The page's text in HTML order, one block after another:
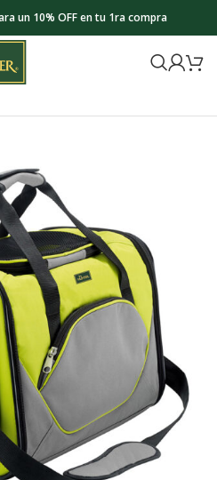
un 10% OFF en tu 1ra compra